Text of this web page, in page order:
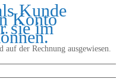
Kunde
Konto
sie im
der Rechnung ausgewiesen.